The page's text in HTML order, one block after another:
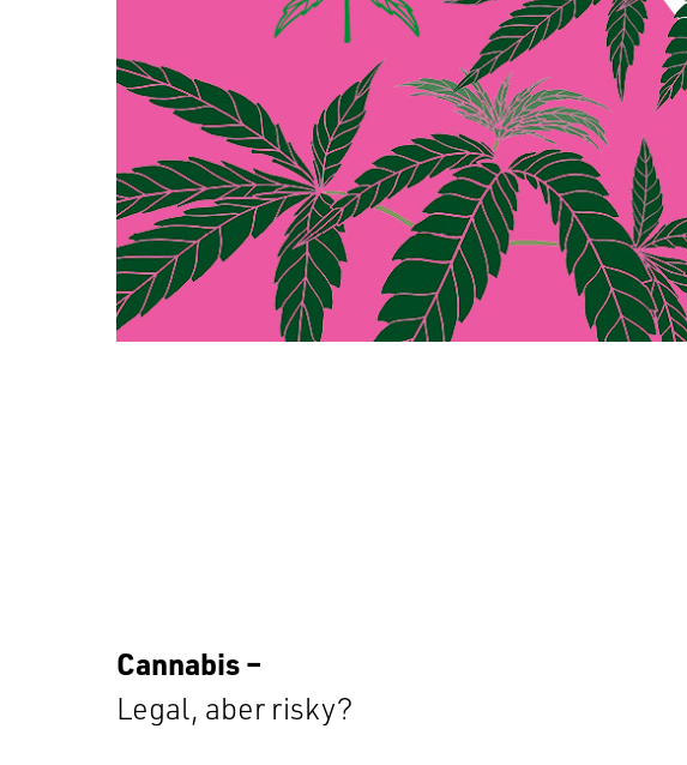
Cannabis –
Legal, aber risky?